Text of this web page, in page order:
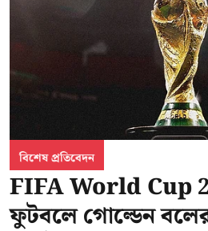
বিশেষ প্রতিবেদন
FIFA World Cup
ফুটবলে গোল্ডেন বলের
CPIM: ৬০